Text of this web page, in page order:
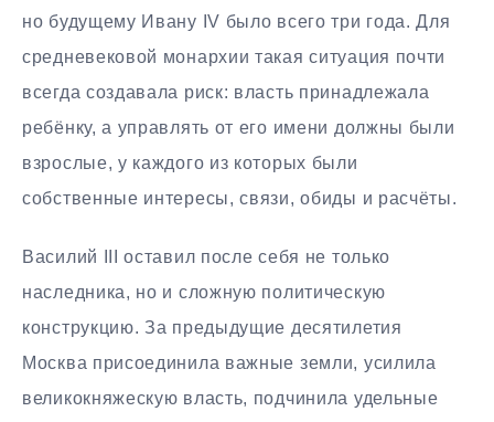
но будущему Ивану IV было всего три года. Для
средневековой монархии такая ситуация почти
всегда создавала риск: власть принадлежала
ребёнку, а управлять от его имени должны были
взрослые, у каждого из которых были
собственные интересы, связи, обиды и расчёты.
Василий III оставил после себя не только
наследника, но и сложную политическую
конструкцию. За предыдущие десятилетия
Москва присоединила важные земли, усилила
великокняжескую власть, подчинила удельные